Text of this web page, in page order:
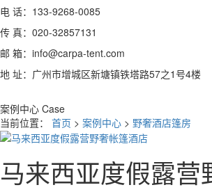
电 话：133-9268-0085
传 真：020-32857131
邮 箱：info@carpa-tent.com
地 址：广州市增城区新塘镇铁塔路57之1号4楼
案例中心 Case
当前位置： 首页 > 案例中心 > 野奢酒店篷房
马来西亚度假露营